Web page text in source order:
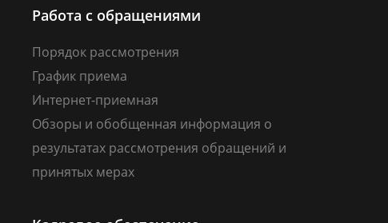
Работа с обращениями
Порядок рассмотрения
График приема
Интернет-приемная
Обзоры и обобщенная информация о
результатах рассмотрения обращений и
принятых мерах